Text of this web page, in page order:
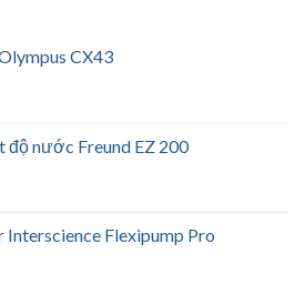
CX43
độ nước Freund EZ 200
Interscience Flexipump Pro